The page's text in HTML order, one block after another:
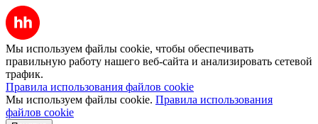
Мы используем файлы cookie, чтобы обеспечивать
правильную работу нашего веб-сайта и анализировать сетевой
трафик.
Правила использования файлов cookie
Мы используем файлы cookie. Правила использования
файлов cookie